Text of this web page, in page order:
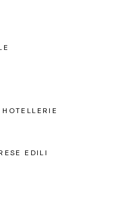
EDILI